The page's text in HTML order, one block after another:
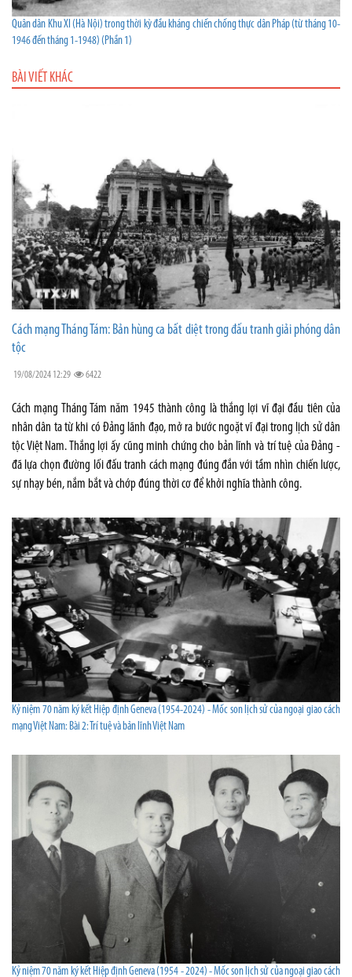
Quân dân Khu XI (Hà Nội) trong thời kỳ đầu kháng chiến chống thực dân Pháp (từ tháng 10-
1946 đến tháng 1-1948) (Phần 1)
BÀI VIẾT KHÁC
Cách mạng Tháng Tám: Bản hùng ca bất diệt trong đấu tranh giải phóng dân
tộc
19/08/2024 12:29 6422
Cách mạng Tháng Tám năm 1945 thành công là thắng lợi vĩ đại đầu tiên của
nhân dân ta từ khi có Đảng lãnh đạo, mở ra bước ngoặt vĩ đại trong lịch sử dân
tộc Việt Nam. Thắng lợi ấy cũng minh chứng cho bản lĩnh và trí tuệ của Ðảng -
đã lựa chọn đường lối đấu tranh cách mạng đúng đắn với tầm nhìn chiến lược,
sự nhạy bén, nắm bắt và chớp đúng thời cơ để khởi nghĩa thành công.
Kỷ niệm 70 năm ký kết Hiệp định Geneva (1954-2024) - Mốc son lịch sử của ngoại giao cách
mạng Việt Nam: Bài 2: Trí tuệ và bản lĩnh Việt Nam
Kỷ niệm 70 năm ký kết Hiệp định Geneva (1954 - 2024) - Mốc son lịch sử của ngoại giao cách